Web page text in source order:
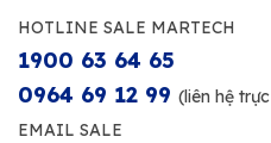
HOTLINE SALE MARTECH
1900 63 64 65
0964 69 12 99 (liên hệ
EMAIL SALE